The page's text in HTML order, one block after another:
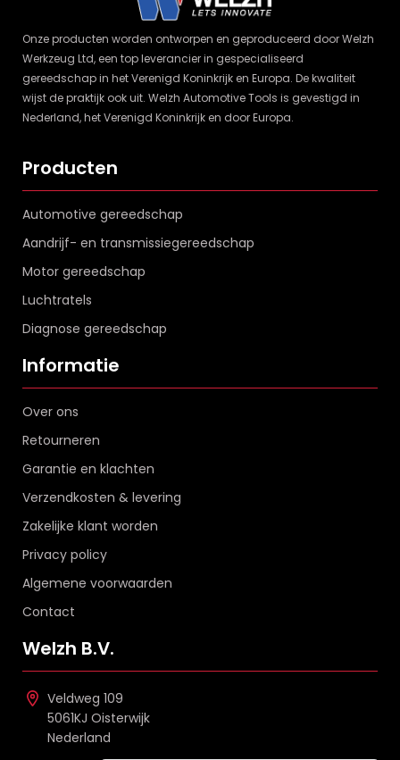
Onze producten worden ontworpen en geproduceerd door Welzh
Werkzeug Ltd, een top leverancier in gespecialiseerd
gereedschap in het Verenigd Koninkrijk en Europa. De kwaliteit
wijst de praktijk ook uit. Welzh Automotive Tools is gevestigd in
Nederland, het Verenigd Koninkrijk en door Europa.
Producten
Automotive gereedschap
Aandrijf- en transmissiegereedschap
Motor gereedschap
Luchtratels
Diagnose gereedschap
Informatie
Over ons
Retourneren
Garantie en klachten
Verzendkosten & levering
Zakelijke klant worden
Privacy policy
Algemene voorwaarden
Contact
Welzh B.V.
Veldweg 109
5061KJ Oisterwijk
Nederland